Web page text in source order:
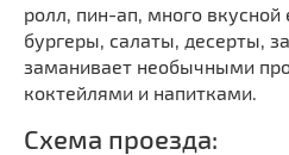
ролл, пин-ап, много
бургеры, салаты, десерты,
заманивает необычными
коктейлями и напитками.
Схема проезда: